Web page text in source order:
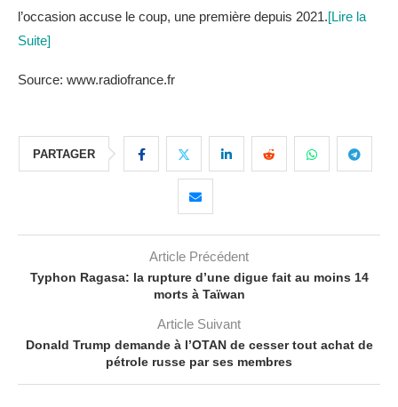
l’occasion accuse le coup, une première depuis 2021.[Lire la
Suite]
Source: www.radiofrance.fr
PARTAGER
Article Précédent
Typhon Ragasa: la rupture d’une digue fait au moins 14
morts à Taïwan
Article Suivant
Donald Trump demande à l’OTAN de cesser tout achat de
pétrole russe par ses membres